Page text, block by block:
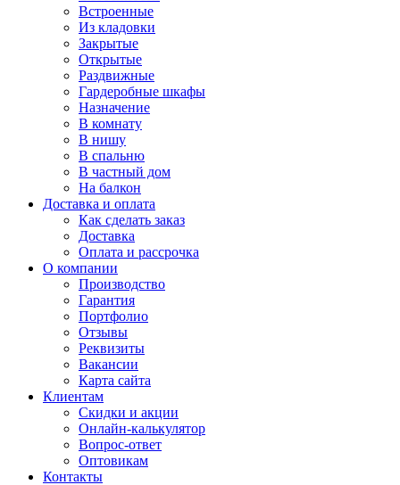
Встроенные
Из кладовки
Закрытые
Открытые
Раздвижные
Гардеробные шкафы
Назначение
В комнату
В нишу
В спальню
В частный дом
На балкон
Доставка и оплата
Как сделать заказ
Доставка
Оплата и рассрочка
О компании
Производство
Гарантия
Портфолио
Отзывы
Реквизиты
Вакансии
Карта сайта
Клиентам
Скидки и акции
Онлайн-калькулятор
Вопрос-ответ
Оптовикам
Контакты